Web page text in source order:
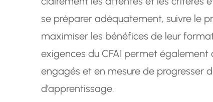
se préparer adéquatement, suivre le
maximiser les bénéfices de leur
exigences du CFAI permet
engagés et en mesure de progresser
d’apprentissage.